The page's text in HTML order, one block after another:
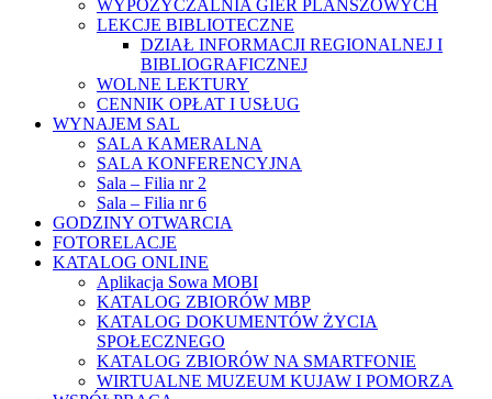
WYPOŻYCZALNIA GIER PLANSZOWYCH
LEKCJE BIBLIOTECZNE
DZIAŁ INFORMACJI REGIONALNEJ I
BIBLIOGRAFICZNEJ
WOLNE LEKTURY
CENNIK OPŁAT I USŁUG
WYNAJEM SAL
SALA KAMERALNA
SALA KONFERENCYJNA
Sala – Filia nr 2
Sala – Filia nr 6
GODZINY OTWARCIA
FOTORELACJE
KATALOG ONLINE
Aplikacja Sowa MOBI
KATALOG ZBIORÓW MBP
KATALOG DOKUMENTÓW ŻYCIA
SPOŁECZNEGO
KATALOG ZBIORÓW NA SMARTFONIE
WIRTUALNE MUZEUM KUJAW I POMORZA